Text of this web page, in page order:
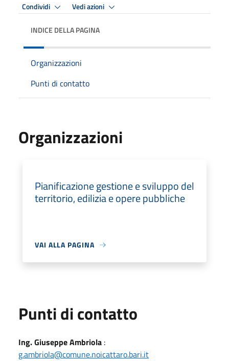
Condividi Vedi azioni
INDICE DELLA PAGINA
Organizzazioni
Punti di contatto
Organizzazioni
Pianificazione gestione e sviluppo del
territorio, edilizia e opere pubbliche
VAI ALLA PAGINA
Punti di contatto
Ing. Giuseppe Ambriola :
g.ambriola@comune.noicattaro.bari.it